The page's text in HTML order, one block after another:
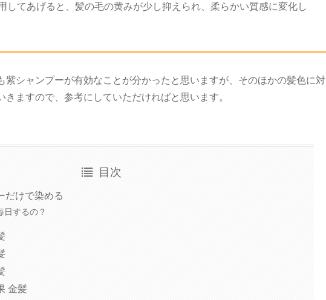
してあげると、髪の毛の黄みが少し抑えられ、柔らかい質感に変化し
紫シャンプーが有効なことが分かったと思いますが、そのほかの髪色に対
きますので、参考にしていただければと思います。
目次
だけで染める
日するの？
金髪